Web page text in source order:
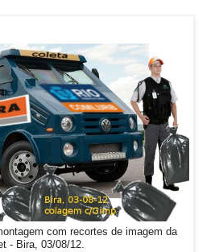
com recortes de imagem da
- Bira, 03/08/12.